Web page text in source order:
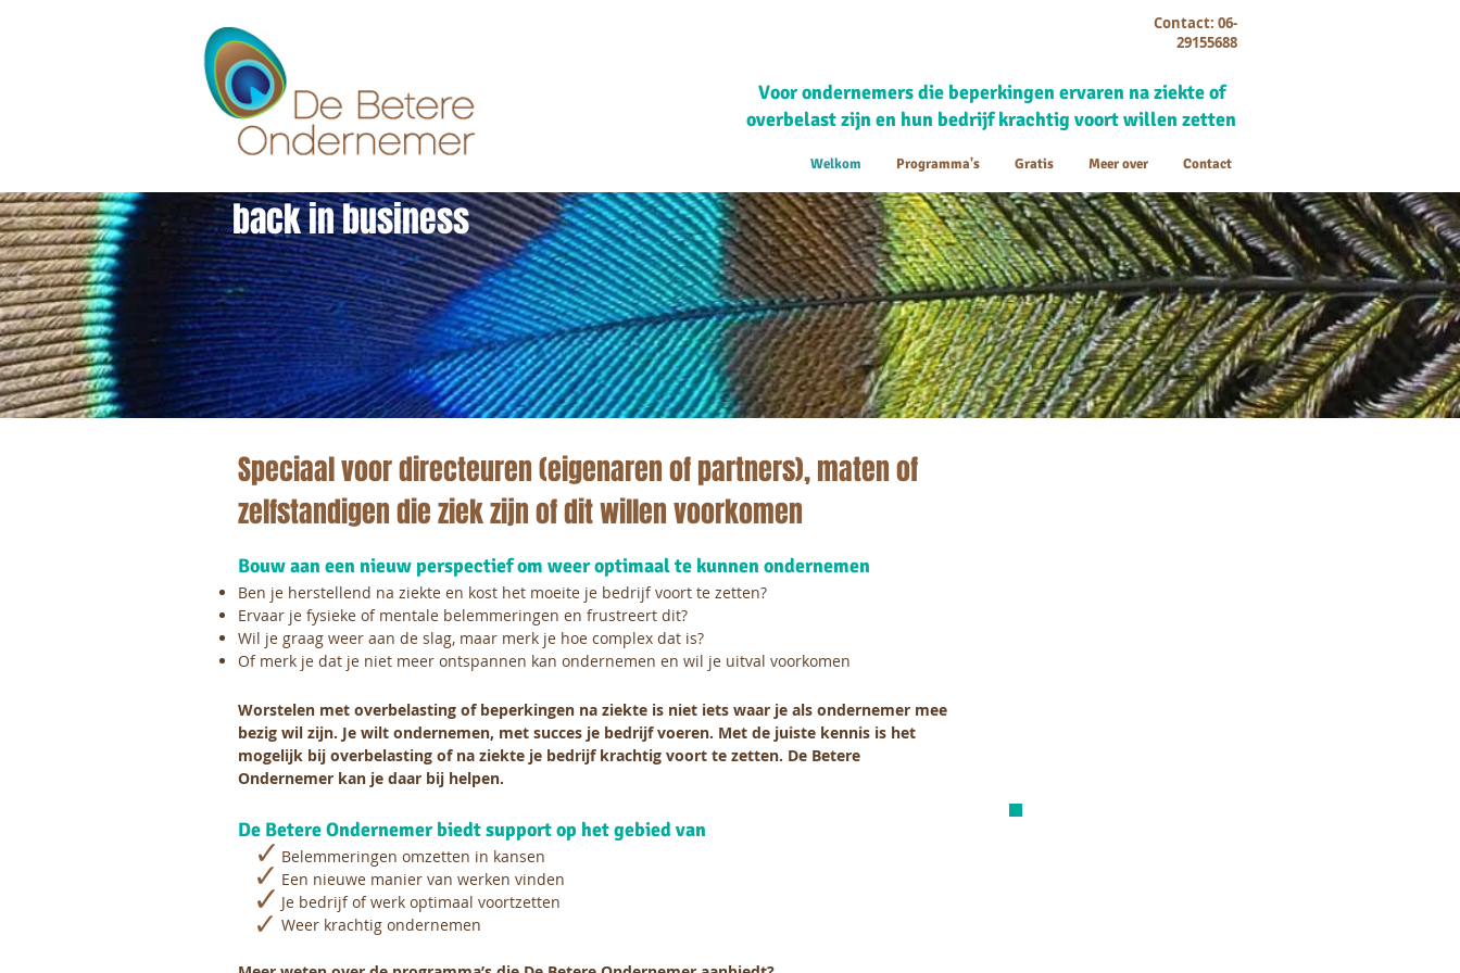
Contact: 06-
29155688
Voor ondernemers die beperkingen ervaren na ziekte of
overbelast zijn en hun bedrijf krachtig voort willen zetten
Welkom Programma's Gratis Meer over Contact
back in business
Speciaal voor directeuren (eigenaren of partners), maten of
zelfstandigen die ziek zijn of dit willen voorkomen
Bouw aan een nieuw perspectief om weer optimaal te kunnen ondernemen
Ben je herstellend na ziekte en kost het moeite je bedrijf voort te zetten?
Ervaar je fysieke of mentale belemmeringen en frustreert dit?
Wil je graag weer aan de slag, maar merk je hoe complex dat is?
Of merk je dat je niet meer ontspannen kan ondernemen en wil je uitval voorkomen
Worstelen met overbelasting of beperkingen na ziekte is niet iets waar je als ondernemer mee
bezig wil zijn. Je wilt ondernemen, met succes je bedrijf voeren. Met de juiste kennis is het
mogelijk bij overbelasting of na ziekte je bedrijf krachtig voort te zetten. De Betere
Ondernemer kan je daar bij helpen.
De Betere Ondernemer biedt support op het gebied van
Belemmeringen omzetten in kansen
Een nieuwe manier van werken vinden
Je bedrijf of werk optimaal voortzetten
Weer krachtig ondernemen
,,